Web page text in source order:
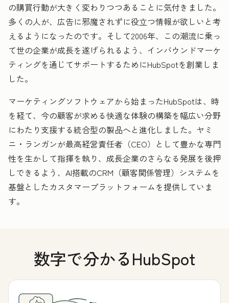
の購買行動が大きく変わりつつあることに気付きました。
多くの人が、広告に邪魔されずに役立つ情報が欲しいと考
えるようになったのです。そして2006年、この潮流に乗っ
て世の企業が成長を遂げられるよう、インバウンドマーケ
ティングを通じてサポートするためにHubSpotを創業しま
した。
マーケティングソフトウェアから始まったHubSpotは、時
を経て、今の顧客が求める快適な体験の構築を幅広い分野
にわたり支援する統合型の製品へと進化しました。ヤミ
ニ・ランガンが最高経営責任者（CEO）として豊かな専門
性を生かして指揮を執り、成長企業のさらなる発展を後押
しできるよう、AI搭載のCRM（顧客関係管理）システムを
基盤としたカスタマープラットフォームを提供していま
す。
数字で分かるHubSpot